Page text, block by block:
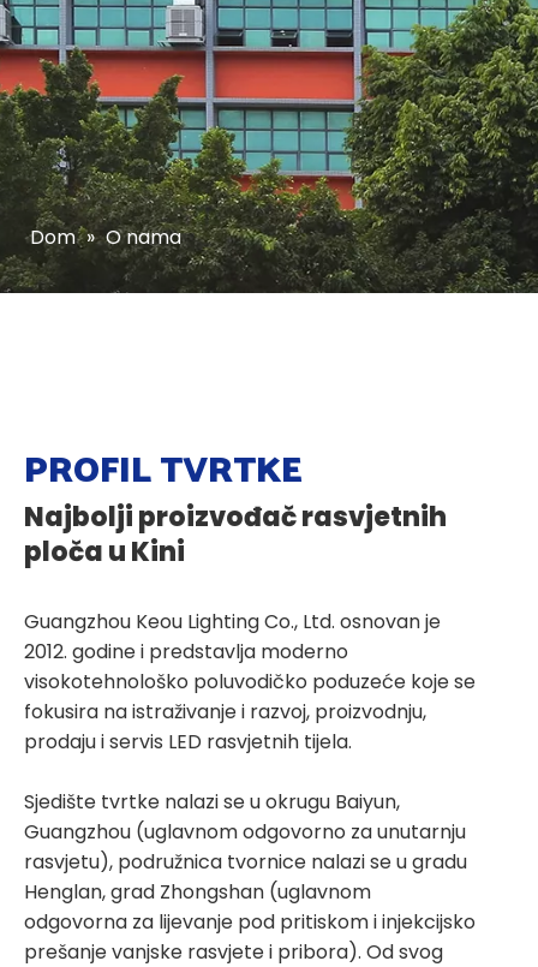
Dom » O nama
PROFIL TVRTKE
Najbolji proizvođač rasvjetnih
ploča u Kini
Guangzhou Keou Lighting Co., Ltd. osnovan je
2012. godine i predstavlja moderno
visokotehnološko poluvodičko poduzeće koje se
fokusira na istraživanje i razvoj, proizvodnju,
prodaju i servis LED rasvjetnih tijela.
Sjedište tvrtke nalazi se u okrugu Baiyun,
Guangzhou (uglavnom odgovorno za unutarnju
rasvjetu), podružnica tvornice nalazi se u gradu
Henglan, grad Zhongshan (uglavnom
odgovorna za lijevanje pod pritiskom i injekcijsko
prešanje vanjske rasvjete i pribora). Od svog